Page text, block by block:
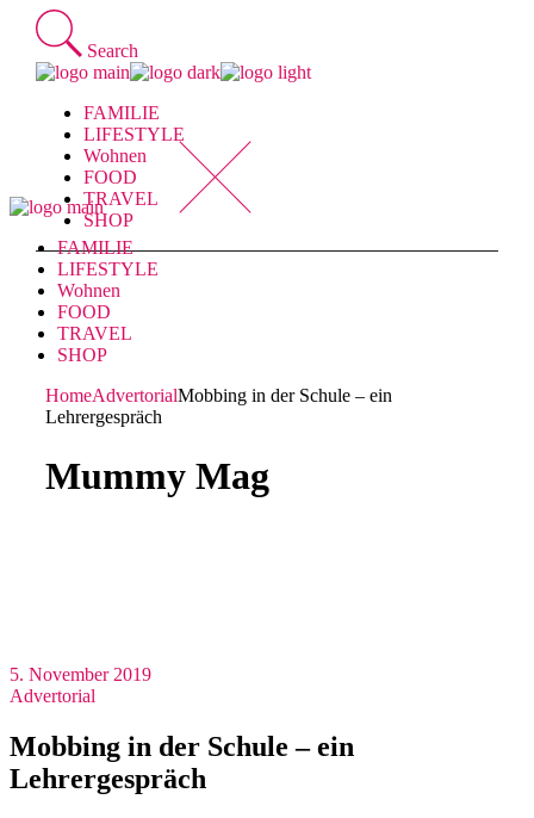
Skip
content
Search
FAMILIE
LIFESTYLE
Wohnen
FOOD
TRAVEL
SHOP
FAMILIE
LIFESTYLE
Wohnen
FOOD
TRAVEL
SHOP
HomeAdvertorialMobbing in der Schule – ein
Lehrergespräch
Mummy Mag
5. November 2019
Advertorial
Mobbing in der Schule – ein
Lehrergespräch